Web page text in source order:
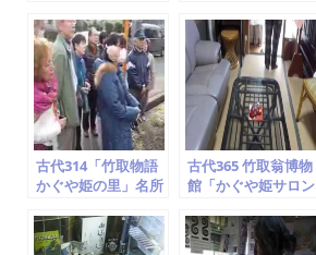
ト空海説
古代314「竹取物語
かぐや姫の里」名所
京田辺市 竹取翁博物
館 2014.2.1
古代365 竹取翁博物
館「かぐや姫サロン
石庭・襖絵紹介